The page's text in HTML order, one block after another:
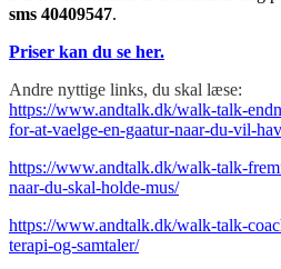
sms 40409547.
Priser kan du se her.
Andre nyttige links, du skal læse:
https://www.andtalk.dk/walk-talk-
for-at-vaelge-en-gaatur-naar-du-vil-
https://www.andtalk.dk/walk-talk-
naar-du-skal-holde-mus/
https://www.andtalk.dk/walk-talk-
terapi-og-samtaler/